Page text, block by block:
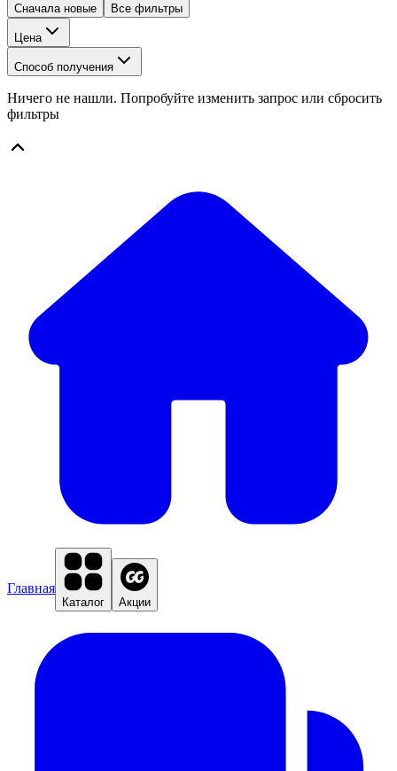
Сначала новые Все фильтры
Цена
Способ получения
Ничего не нашли. Попробуйте изменить запрос или сбросить
фильтры
Главная
Каталог Акции